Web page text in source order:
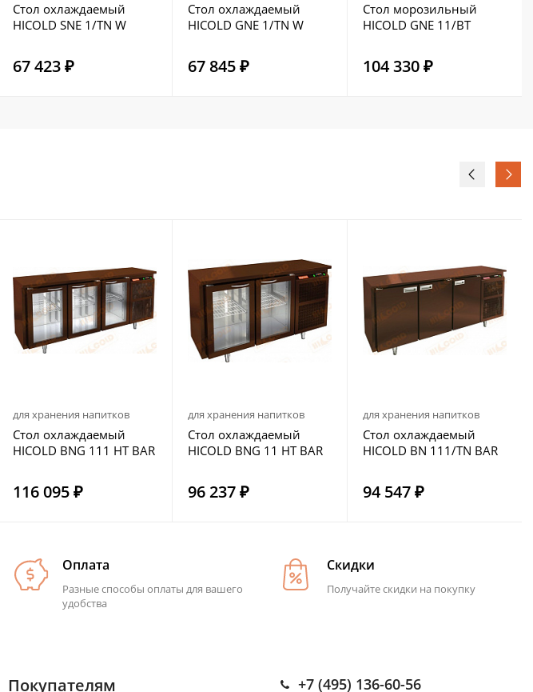
Стол охлаждаемый
HICOLD SNE 1/TN W
67 423 ₽
Стол охлаждаемый
HICOLD GNE 1/TN W
67 845 ₽
Стол морозильный
HICOLD GNE 11/BT
104 330 ₽
для хранения напитков
Стол охлаждаемый
HICOLD BNG 111 HT BAR
116 095 ₽
для хранения напитков
Стол охлаждаемый
HICOLD BNG 11 HT BAR
96 237 ₽
для хранения напитков
Стол охлаждаемый
HICOLD BN 111/TN BAR
94 547 ₽
Оплата
Разные способы оплаты для вашего
удобства
Скидки
Получайте скидки на покупку
Покупателям +7 (495) 136-60-56